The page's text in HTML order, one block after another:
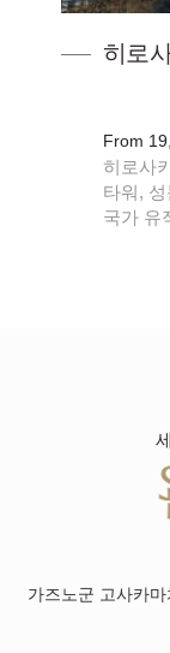
히로
From
히로사
타워,
국가 유
가즈노군 고사카